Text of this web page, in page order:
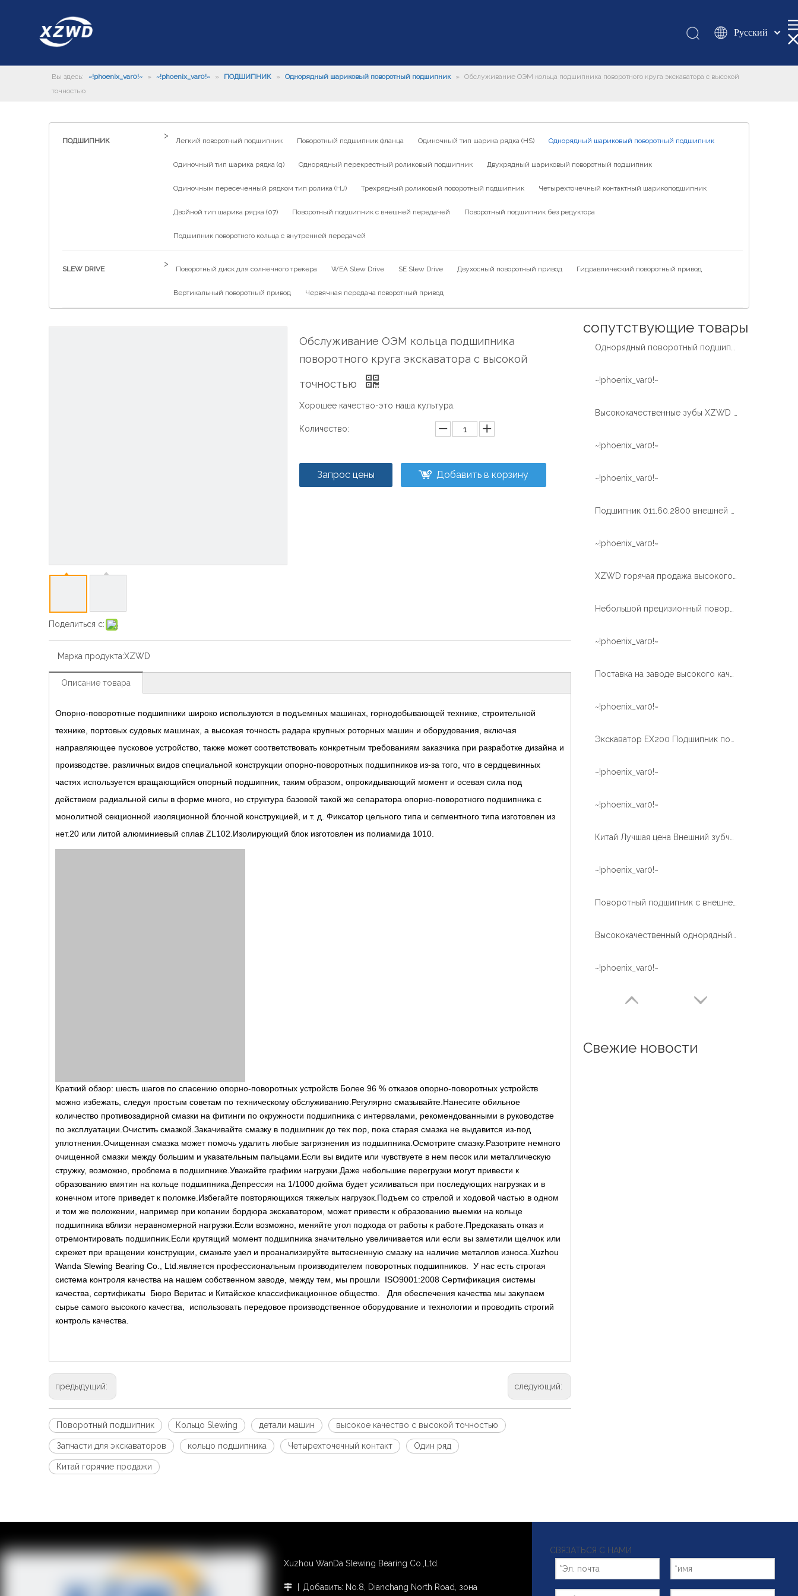
Pусский
românesc
Вы здесь: ~!phoenix_var0!~ » ~!phoenix_var0!~ » ПОДШИПНИК » Однорядный шариковый поворотный подшипник »
Обслуживание ОЭМ кольца подшипника поворотного круга экскаватора с высокой
точностью
ПОДШИПНИК
>
Легкий поворотный подшипник Поворотный подшипник фланца Одиночный тип шарика рядка (HS) Однорядный шариковый поворотный подшипник
Одиночный тип шарика рядка (q) Однорядный перекрестный роликовый подшипник Двухрядный шариковый поворотный подшипник
Одиночным пересеченный рядком тип ролика (HJ) Трехрядный роликовый поворотный подшипник Четырехточечный контактный шарикоподшипник
Двойной тип шарика рядка (07) Поворотный подшипник с внешней передачей Поворотный подшипник без редуктора
Подшипник поворотного кольца с внутренней передачей
SLEW DRIVE
>
Поворотный диск для солнечного трекера WEA Slew Drive SE Slew Drive Двухосный поворотный привод Гидравлический поворотный привод
Вертикальный поворотный привод Червячная передача поворотный привод
Поделиться с:
Обслуживание ОЭМ кольца подшипника
поворотного круга экскаватора с высокой
точностью
Хорошее качество-это наша культура.
Количество:
Запрос цены Добавить в корзину
Марка продукта:XZWD
Описание товара
Опорно-поворотные подшипники широко используются в подъемных машинах, горнодобывающей технике, строительной
технике, портовых судовых машинах, а высокая точность радара крупных роторных машин и оборудования, включая
направляющее пусковое устройство, также может соответствовать конкретным требованиям заказчика при разработке дизайна и
производстве. различных видов специальной конструкции опорно-поворотных подшипников из-за того, что в сердцевинных
частях используется вращающийся опорный подшипник, таким образом, опрокидывающий момент и осевая сила под
действием радиальной силы в форме много, но структура базовой такой же сепаратора опорно-поворотного подшипника с
монолитной секционной изоляционной блочной конструкцией, и т. д. Фиксатор цельного типа и сегментного типа изготовлен из
нет.20 или литой алюминиевый сплав ZL102.Изолирующий блок изготовлен из полиамида 1010.
Краткий обзор: шесть шагов по спасению опорно-поворотных устройств Более 96 % отказов опорно-поворотных устройств
можно избежать, следуя простым советам по техническому обслуживанию.Регулярно смазывайте.Нанесите обильное
количество противозадирной смазки на фитинги по окружности подшипника с интервалами, рекомендованными в руководстве
по эксплуатации.Очистить смазкой.Закачивайте смазку в подшипник до тех пор, пока старая смазка не выдавится из-под
уплотнения.Очищенная смазка может помочь удалить любые загрязнения из подшипника.Осмотрите смазку.Разотрите немного
очищенной смазки между большим и указательным пальцами.Если вы видите или чувствуете в нем песок или металлическую
стружку, возможно, проблема в подшипнике.Уважайте графики нагрузки.Даже небольшие перегрузки могут привести к
образованию вмятин на кольце подшипника.Депрессия на 1/1000 дюйма будет усиливаться при последующих нагрузках и в
конечном итоге приведет к поломке.Избегайте повторяющихся тяжелых нагрузок.Подъем со стрелой и ходовой частью в одном
и том же положении, например при копании бордюра экскаватором, может привести к образованию выемки на кольце
подшипника вблизи неравномерной нагрузки.Если возможно, меняйте угол подхода от работы к работе.Предсказать отказ и
отремонтировать подшипник.Если крутящий момент подшипника значительно увеличивается или если вы заметили щелчок или
скрежет при вращении конструкции, смажьте узел и проанализируйте вытесненную смазку на наличие металлов износа.Xuzhou
Wanda Slewing Bearing Co., Ltd.является профессиональным производителем поворотных подшипников. У нас есть строгая
система контроля качества на нашем собственном заводе, между тем, мы прошли ISO9001:2008 Сертификация системы
качества, сертификаты Бюро Веритас и Китайское классификационное общество. Для обеспечения качества мы закупаем
сырье самого высокого качества, использовать передовое производственное оборудование и технологии и проводить строгий
контроль качества.
предыдущий: следующий:
Поворотный подшипник Кольцо Slewing детали машин высокое качество с высокой точностью
Запчасти для экскаваторов кольцо подшипника Четырехточечный контакт Один ряд
Китай горячие продажи
сопутствующие товары
~!phoenix_var0!~
~!phoenix_var0!~
~!phoenix_var0!~
~!phoenix_var0!~
~!phoenix_var0!~
~!phoenix_var0!~
~!phoenix_var0!~
~!phoenix_var0!~
~!phoenix_var0!~
~!phoenix_var0!~
Свежие новости
Xuzhou WanDa Slewing Bearing Co.,Ltd.
 丨Добавить: No.8, Dianchang North Road, зона
СВЯЗАТЬСЯ С НАМИ